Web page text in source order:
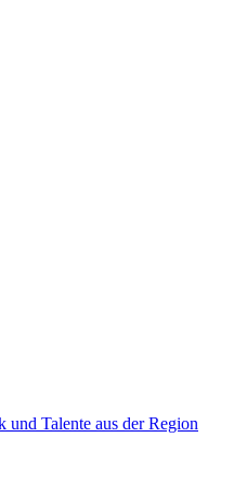
Talente aus der Region